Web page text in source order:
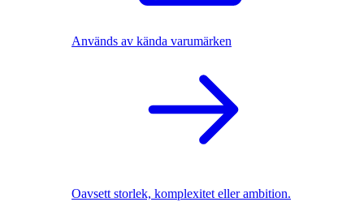
Används av kända varumärken
Oavsett storlek, komplexitet eller ambition.